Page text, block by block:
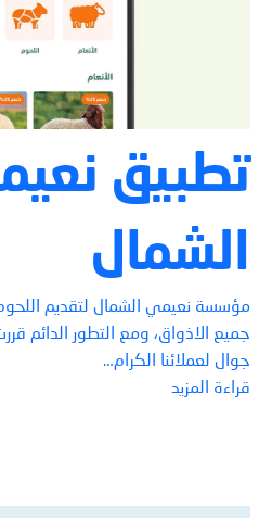
تطبيق
الشمال
مؤسسة نعيمي الشمال لتقديم اللحوم
جميع الاذواق، ومع التطور الدائم
جوال لعملائنا الكرام…
قراءة المزيد